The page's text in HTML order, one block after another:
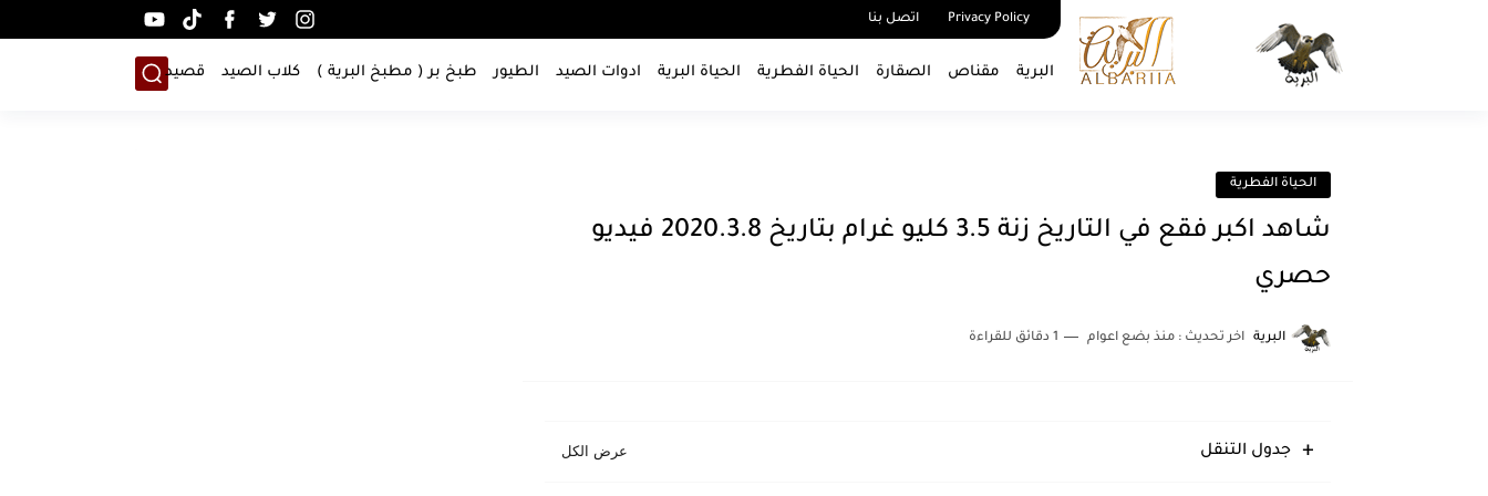
Privacy Policy اتصل بنا
البرية مقناص الصقارة الحياة الفطرية الحياة البرية ادوات الصيد الطيور طبخ بر ( مطبخ البرية ) كلاب الصيد قصيد
الحياة الفطرية
شاهد اكبر فقع في التاريخ زنة 3.5 كليو غرام بتاريخ 2020.3.8 فيديو
حصري
البرية اخر تحديث : منذ بضع اعوام 1 دقائق للقراءة
جدول التنقل